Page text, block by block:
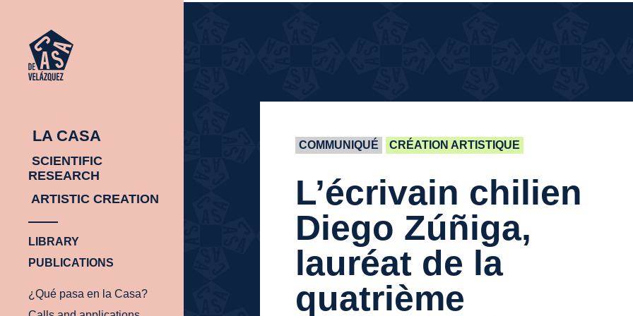
LA CASA
SCIENTIFIC
RESEARCH
ARTISTIC CREATION
LIBRARY
PUBLICATIONS
¿Qué pasa en la Casa?
COMMUNIQUÉ CRÉATION ARTISTIQUE
L’écrivain chilien
Diego Zúñiga,
lauréat de la
quatrième